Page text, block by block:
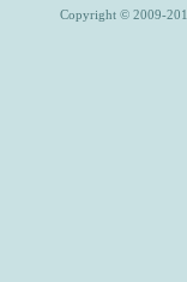
Copyright © 2009-